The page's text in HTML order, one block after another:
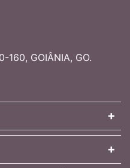
160, GOIÂNIA, GO.